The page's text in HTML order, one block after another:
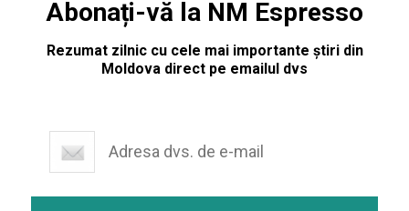
Abonați-vă la NM Espresso
Rezumat zilnic cu cele mai importante știri din
Moldova direct pe emailul dvs